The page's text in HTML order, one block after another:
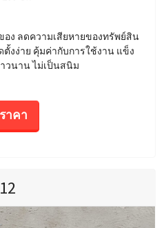
ง ลดความเสียหายของทรัพย์สิน
งง่าย คุ้มค่ากับการใช้งาน แข็ง
วนาน ไม่เป็นสนิม
าคา